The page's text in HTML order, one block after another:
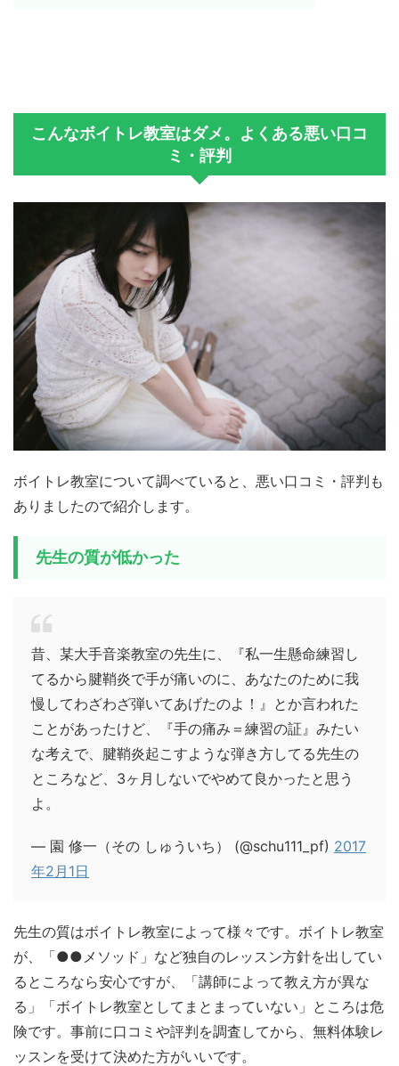
こんなボイトレ教室はダメ。よくある悪い口コ
ミ・評判
ボイトレ教室について調べていると、悪い口コミ・評判も
ありましたので紹介します。
先生の質が低かった
昔、某大手音楽教室の先生に、『私一生懸命練習し
てるから腱鞘炎で手が痛いのに、あなたのために我
慢してわざわざ弾いてあげたのよ！』とか言われた
ことがあったけど、『手の痛み＝練習の証』みたい
な考えで、腱鞘炎起こすような弾き方してる先生の
ところなど、3ヶ月しないでやめて良かったと思う
よ。
— 園 修一（その しゅういち） (@schu111_pf) 2017
年2月1日
先生の質はボイトレ教室によって様々です。ボイトレ教室
が、「●●メソッド」など独自のレッスン方針を出してい
るところなら安心ですが、「講師によって教え方が異な
る」「ボイトレ教室としてまとまっていない」ところは危
険です。事前に口コミや評判を調査してから、無料体験レ
ッスンを受けて決めた方がいいです。